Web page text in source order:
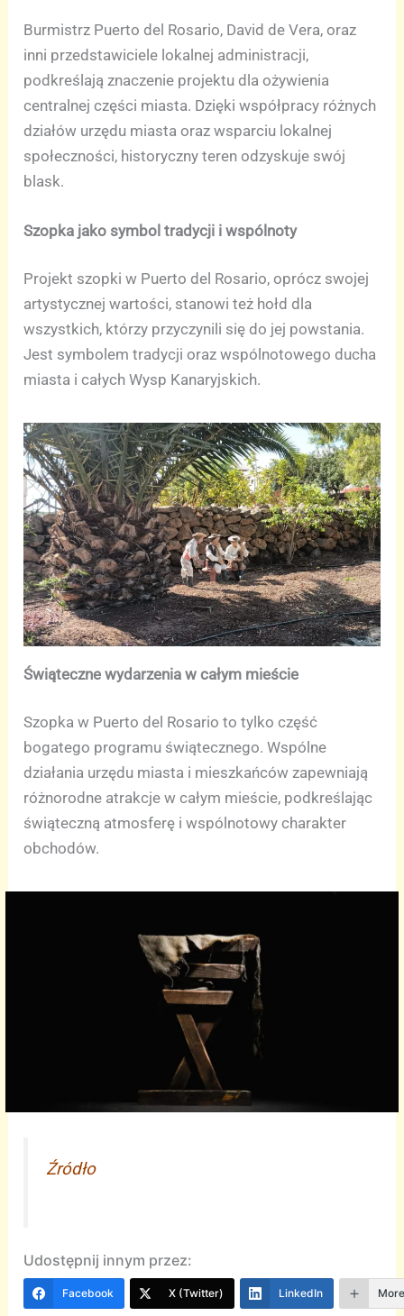
Burmistrz Puerto del Rosario, David de Vera, oraz
inni przedstawiciele lokalnej administracji,
podkreślają znaczenie projektu dla ożywienia
centralnej części miasta. Dzięki współpracy różnych
działów urzędu miasta oraz wsparciu lokalnej
społeczności, historyczny teren odzyskuje swój
blask.
Szopka jako symbol tradycji i wspólnoty
Projekt szopki w Puerto del Rosario, oprócz swojej
artystycznej wartości, stanowi też hołd dla
wszystkich, którzy przyczynili się do jej powstania.
Jest symbolem tradycji oraz wspólnotowego ducha
miasta i całych Wysp Kanaryjskich.
Świąteczne wydarzenia w całym mieście
Szopka w Puerto del Rosario to tylko część
bogatego programu świątecznego. Wspólne
działania urzędu miasta i mieszkańców zapewniają
różnorodne atrakcje w całym mieście, podkreślając
świąteczną atmosferę i wspólnotowy charakter
obchodów.
Źródło
Udostępnij innym przez:
Facebook X (Twitter) LinkedIn